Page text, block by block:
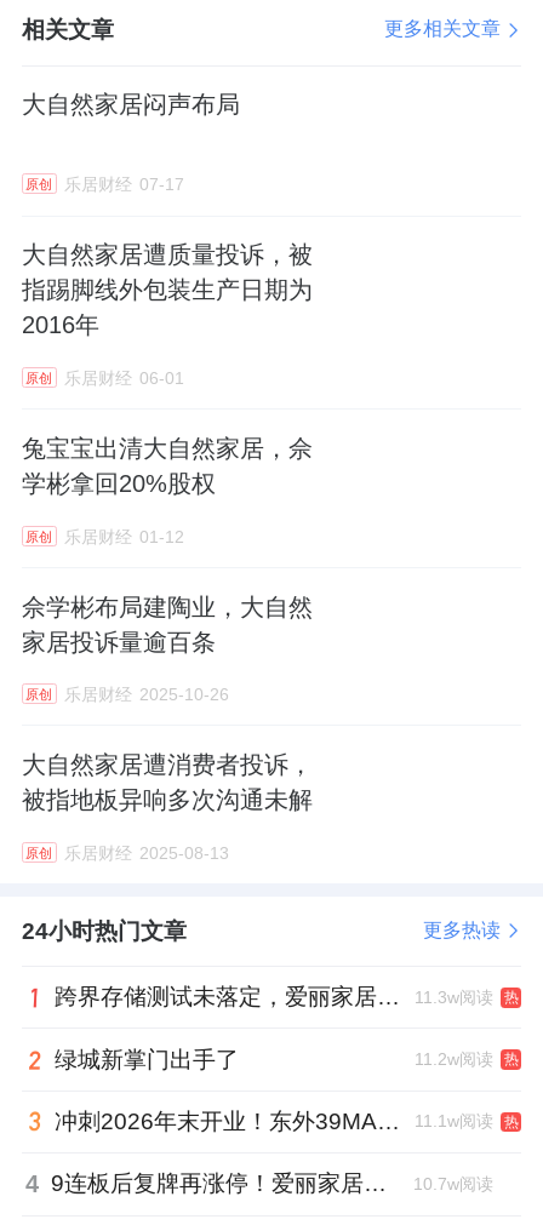
相关文章 更多相关文章
大自然家居闷声布局
原创 乐居财经 07-17
大自然家居遭质量投诉，被
指踢脚线外包装生产日期为
2016年
原创 乐居财经 06-01
兔宝宝出清大自然家居，佘
学彬拿回20%股权
原创 乐居财经 01-12
佘学彬布局建陶业，大自然
家居投诉量逾百条
原创 乐居财经 2025-10-26
大自然家居遭消费者投诉，
被指地板异响多次沟通未解
原创 乐居财经 2025-08-13
24小时热门文章 更多热读
跨界存储测试未落定，爱丽家居复牌前自揭多重风险 11.3w阅读 热
绿城新掌门出手了 11.2w阅读 热
冲刺2026年末开业！东外39MALL全球招商启幕，重构东直门商圈格局 11.1w阅读 热
4 9连板后复牌再涨停！爱丽家居市盈率318倍，跨界收购案尚未落地 10.7w阅读